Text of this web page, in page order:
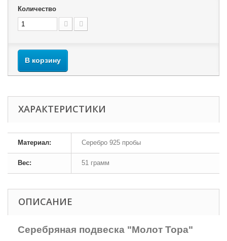
Количество
В корзину
ХАРАКТЕРИСТИКИ
Материал: Серебро 925 пробы
Вес: 51 грамм
ОПИСАНИЕ
Серебряная подвеска "Молот Тора"